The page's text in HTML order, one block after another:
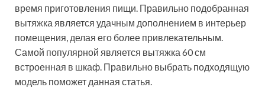
время приготовления пищи. Правильно подобранная
вытяжка является удачным дополнением в интерьер
помещения, делая его более привлекательным.
Самой популярной является вытяжка 60 см
встроенная в шкаф. Правильно выбрать подходящую
модель поможет данная статья.